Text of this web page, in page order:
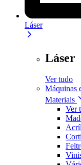
Láser
Láser
Ver tudo
Máquinas
Materiais
Ver